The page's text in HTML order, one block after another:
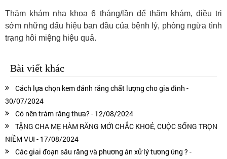
Thăm khám nha khoa 6 tháng/lần để thăm khám, điều trị
sớm những dấu hiệu ban đầu của bệnh lý, phòng ngừa tình
trạng hôi miệng hiệu quả.
Bài viết khác
Cách lựa chọn kem đánh răng chất lượng cho gia đình -
30/07/2024
Có nên trám răng thưa? - 12/08/2024
TẶNG CHA MẸ HÀM RĂNG MỚI CHẮC KHOẺ, CUỘC SỐNG TRỌN
NIỀM VUI - 17/08/2024
Các giai đoạn sâu răng và phương án xử lý tương ứng ? -